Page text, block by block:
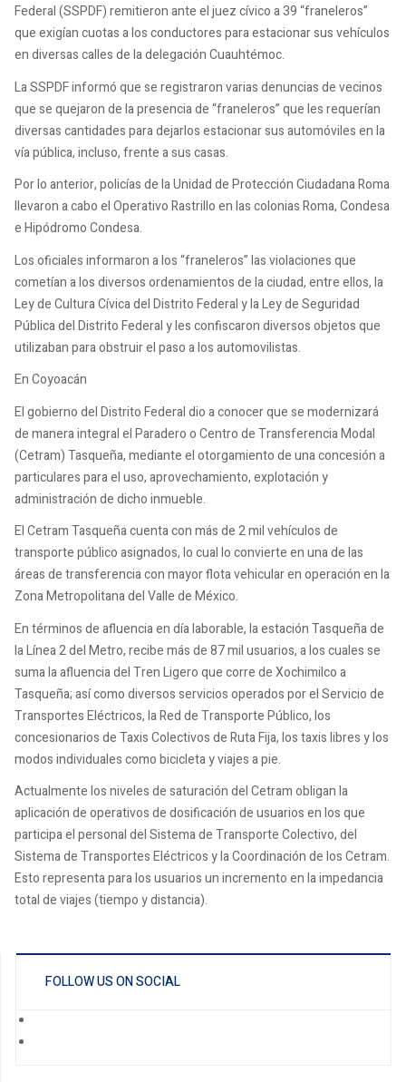
Federal (SSPDF) remitieron ante el juez cívico a 39 “franeleros”
que exigían cuotas a los conductores para estacionar sus vehículos
en diversas calles de la delegación Cuauhtémoc.
La SSPDF informó que se registraron varias denuncias de vecinos
que se quejaron de la presencia de “franeleros” que les requerían
diversas cantidades para dejarlos estacionar sus automóviles en la
vía pública, incluso, frente a sus casas.
Por lo anterior, policías de la Unidad de Protección Ciudadana Roma
llevaron a cabo el Operativo Rastrillo en las colonias Roma, Condesa
e Hipódromo Condesa.
Los oficiales informaron a los “franeleros” las violaciones que
cometían a los diversos ordenamientos de la ciudad, entre ellos, la
Ley de Cultura Cívica del Distrito Federal y la Ley de Seguridad
Pública del Distrito Federal y les confiscaron diversos objetos que
utilizaban para obstruir el paso a los automovilistas.
En Coyoacán
El gobierno del Distrito Federal dio a conocer que se modernizará
de manera integral el Paradero o Centro de Transferencia Modal
(Cetram) Tasqueña, mediante el otorgamiento de una concesión a
particulares para el uso, aprovechamiento, explotación y
administración de dicho inmueble.
El Cetram Tasqueña cuenta con más de 2 mil vehículos de
transporte público asignados, lo cual lo convierte en una de las
áreas de transferencia con mayor flota vehicular en operación en la
Zona Metropolitana del Valle de México.
En términos de afluencia en día laborable, la estación Tasqueña de
la Línea 2 del Metro, recibe más de 87 mil usuarios, a los cuales se
suma la afluencia del Tren Ligero que corre de Xochimilco a
Tasqueña; así como diversos servicios operados por el Servicio de
Transportes Eléctricos, la Red de Transporte Público, los
concesionarios de Taxis Colectivos de Ruta Fija, los taxis libres y los
modos individuales como bicicleta y viajes a pie.
Actualmente los niveles de saturación del Cetram obligan la
aplicación de operativos de dosificación de usuarios en los que
participa el personal del Sistema de Transporte Colectivo, del
Sistema de Transportes Eléctricos y la Coordinación de los Cetram.
Esto representa para los usuarios un incremento en la impedancia
total de viajes (tiempo y distancia).
FOLLOW US ON SOCIAL